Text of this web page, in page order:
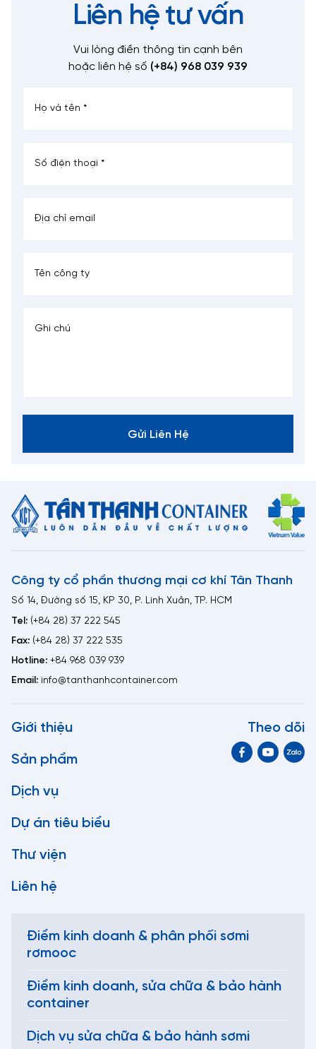
Liên hệ tư vấn
Vui lòng điền thông tin cạnh bên
hoặc liên hệ số (+84) 968 039 939
Gửi Liên Hệ
Công ty cổ phần thương mại cơ khí Tân Thanh
Số 14, Đường số 15, KP 30, P. Linh Xuân, TP. HCM
Tel: (+84 28) 37 222 545
Fax: (+84 28) 37 222 535
Hotline: +84 968 039 939
Email: info@tanthanhcontainer.com
Giới thiệu
Sản phẩm
Dịch vụ
Dự án tiêu biểu
Thư viện
Liên hệ
Theo dõi
Điểm kinh doanh & phân phối sơmi
rơmooc
Điểm kinh doanh, sửa chữa & bảo hành
container
Dịch vụ sửa chữa & bảo hành sơmi